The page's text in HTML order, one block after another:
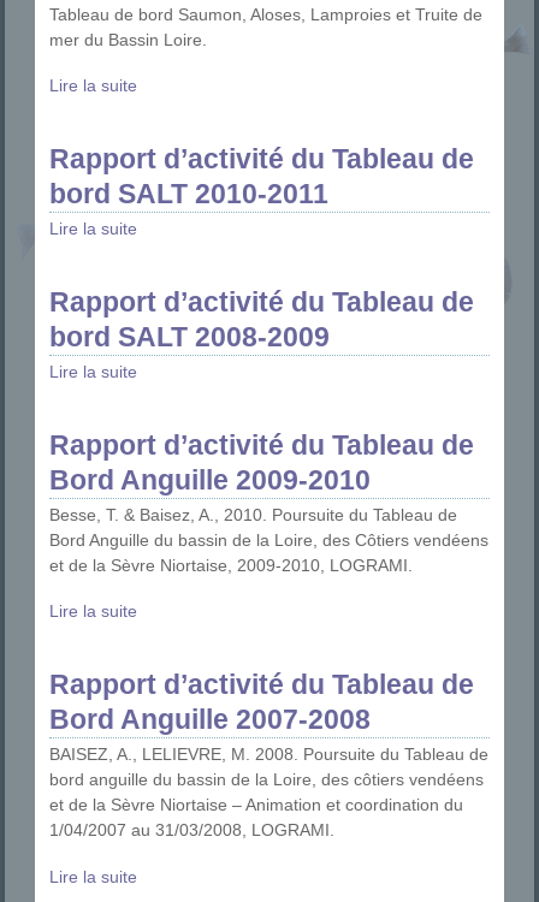
Tableau de bord Saumon, Aloses, Lamproies et Truite de
mer du Bassin Loire.
Lire la suite
Rapport d’activité du Tableau de
bord SALT 2010-2011
Lire la suite
Rapport d’activité du Tableau de
bord SALT 2008-2009
Lire la suite
Rapport d’activité du Tableau de
Bord Anguille 2009-2010
Besse, T. & Baisez, A., 2010. Poursuite du Tableau de
Bord Anguille du bassin de la Loire, des Côtiers vendéens
et de la Sèvre Niortaise, 2009-2010, LOGRAMI.
Lire la suite
Rapport d’activité du Tableau de
Bord Anguille 2007-2008
BAISEZ, A., LELIEVRE, M. 2008. Poursuite du Tableau de
bord anguille du bassin de la Loire, des côtiers vendéens
et de la Sèvre Niortaise – Animation et coordination du
1/04/2007 au 31/03/2008, LOGRAMI.
Lire la suite